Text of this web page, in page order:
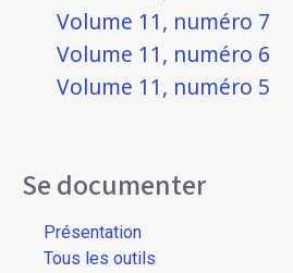
Volume 11, numéro 7
Volume 11, numéro 6
Volume 11, numéro 5
Se documenter
Présentation
Tous les outils